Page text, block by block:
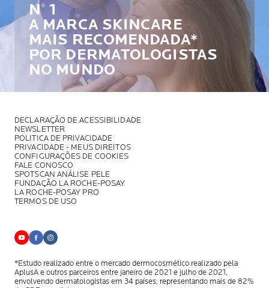
N° 1
A MARCA SKINCARE
MAIS RECOMENDADA*
POR DERMATOLOGISTAS
NO MUNDO
DECLARAÇÃO DE ACESSIBILIDADE
NEWSLETTER
POLITICA DE PRIVACIDADE
PRIVACIDADE - MEUS DIREITOS
CONFIGURAÇÕES DE COOKIES
FALE CONOSCO
SPOTSCAN ANÁLISE PELE
FUNDAÇÃO LA ROCHE-POSAY
LA ROCHE-POSAY PRO
TERMOS DE USO
*Estudo realizado entre o mercado dermocosmético realizado pela
AplusAe outros parceiros entre janeiro de 2021 e julho de 2021,
envolvendodermatologistas em 34 países, representando mais de 82%